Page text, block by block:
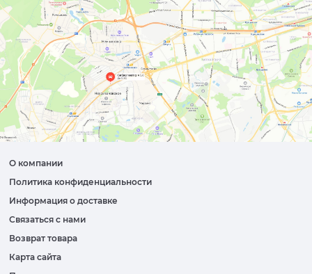
О компании
Политика конфиденциальности
Информация о доставке
Связаться с нами
Возврат товара
Карта сайта